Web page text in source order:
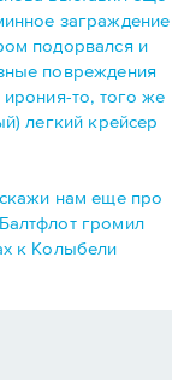
заграждение
подорвался и
повреждения
то, того же
легкий крейсер
нам еще про
громил
к Колыбели